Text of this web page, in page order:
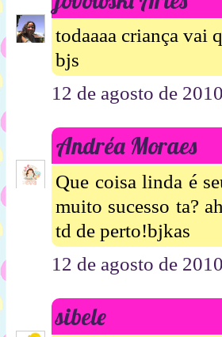
todaaaa criança vai
bjs
12 de agosto de
Andréa Moraes
Que coisa linda é
muito sucesso ta?
td de perto!bjkas
12 de agosto de
sibele